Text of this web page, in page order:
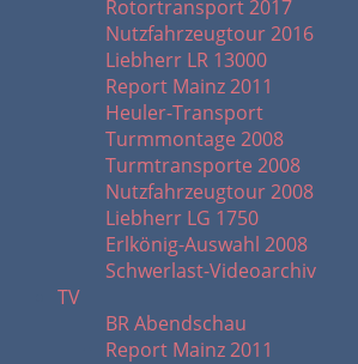
Rotortransport 2017
Nutzfahrzeugtour 2016
Liebherr LR 13000
Report Mainz 2011
Heuler-Transport
Turmmontage 2008
Turmtransporte 2008
Nutzfahrzeugtour 2008
Liebherr LG 1750
Erlkönig-Auswahl 2008
Schwerlast-Videoarchiv
TV
BR Abendschau
Report Mainz 2011